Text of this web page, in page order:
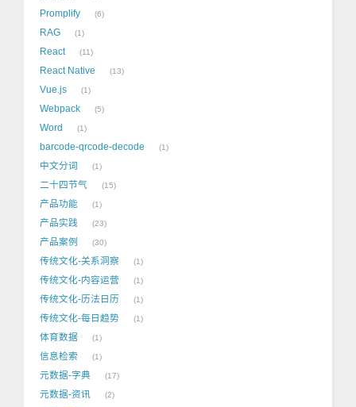
Promplify 6
RAG 1
React 11
React Native 13
Vue.js 1
Webpack 5
Word 1
barcode-qrcode-decode 1
中文分词 1
二十四节气 15
产品功能 1
产品实践 23
产品案例 30
传统文化-关系洞察 1
传统文化-内容运营 1
传统文化-历法日历 1
传统文化-每日趋势 1
体育数据 1
信息检索 1
元数据-字典 17
元数据-资讯 2